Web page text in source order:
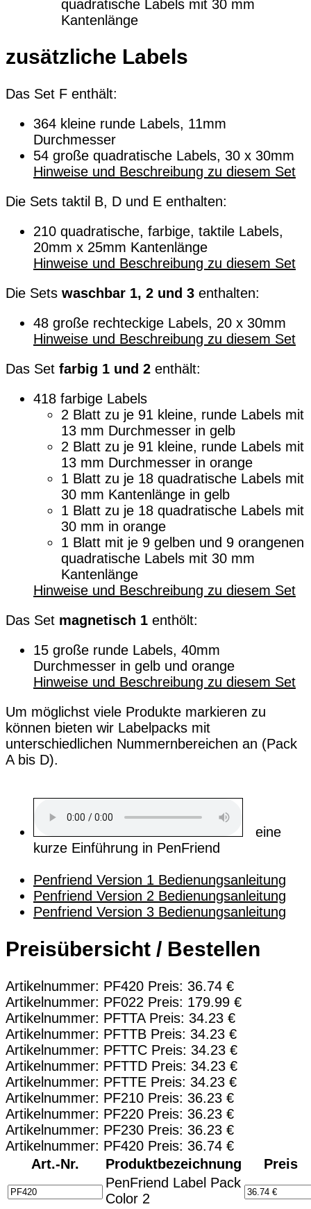
quadratische Labels mit 30 mm
Kantenlänge
zusätzliche Labels
Das Set F enthält:
364 kleine runde Labels, 11mm
Durchmesser
54 große quadratische Labels, 30 x 30mm
Hinweise und Beschreibung zu diesem Set
Die Sets taktil B, D und E enthalten:
210 quadratische, farbige, taktile Labels,
20mm x 25mm Kantenlänge
Hinweise und Beschreibung zu diesem Set
Die Sets waschbar 1, 2 und 3 enthalten:
48 große rechteckige Labels, 20 x 30mm
Hinweise und Beschreibung zu diesem Set
Das Set farbig 1 und 2 enthält:
418 farbige Labels
2 Blatt zu je 91 kleine, runde Labels mit
13 mm Durchmesser in gelb
2 Blatt zu je 91 kleine, runde Labels mit
13 mm Durchmesser in orange
1 Blatt zu je 18 quadratische Labels mit
30 mm Kantenlänge in gelb
1 Blatt zu je 18 quadratische Labels mit
30 mm in orange
1 Blatt mit je 9 gelben und 9 orangenen
quadratische Labels mit 30 mm
Kantenlänge
Hinweise und Beschreibung zu diesem Set
Das Set magnetisch 1 enthölt:
15 große runde Labels, 40mm
Durchmesser in gelb und orange
Hinweise und Beschreibung zu diesem Set
Um möglichst viele Produkte markieren zu
können bieten wir Labelpacks mit
unterschiedlichen Nummernbereichen an (Pack
A bis D).
eine
kurze Einführung in PenFriend
Penfriend Version 1 Bedienungsanleitung
Penfriend Version 2 Bedienungsanleitung
Penfriend Version 3 Bedienungsanleitung
Preisübersicht / Bestellen
Artikelnummer: PF420 Preis: 36.74 €
Artikelnummer: PF022 Preis: 179.99 €
Artikelnummer: PFTTA Preis: 34.23 €
Artikelnummer: PFTTB Preis: 34.23 €
Artikelnummer: PFTTC Preis: 34.23 €
Artikelnummer: PFTTD Preis: 34.23 €
Artikelnummer: PFTTE Preis: 34.23 €
Artikelnummer: PF210 Preis: 36.23 €
Artikelnummer: PF220 Preis: 36.23 €
Artikelnummer: PF230 Preis: 36.23 €
Artikelnummer: PF420 Preis: 36.74 €
Art.-Nr.
Produktbezeichnung
Preis
PenFriend Label Pack
Color 2